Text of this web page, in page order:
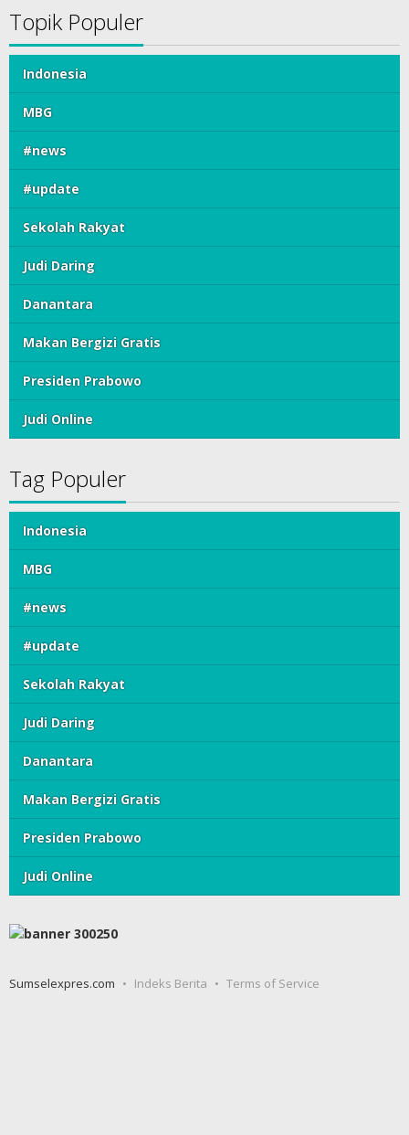
Topik Populer
Indonesia
MBG
#news
#update
Sekolah Rakyat
Judi Daring
Danantara
Makan Bergizi Gratis
Presiden Prabowo
Judi Online
Tag Populer
Indonesia
MBG
#news
#update
Sekolah Rakyat
Judi Daring
Danantara
Makan Bergizi Gratis
Presiden Prabowo
Judi Online
Sumselexpres.com Indeks Berita Terms of Service